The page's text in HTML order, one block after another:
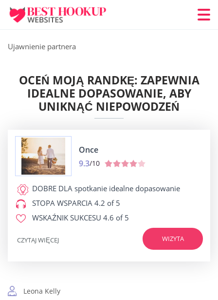
Ujawnienie partnera
OCEŃ MOJĄ RANDKĘ: ZAPEWNIA
IDEALNE DOPASOWANIE, ABY
UNIKNĄĆ NIEPOWODZEŃ
Once
9.3/10
DOBRE DLA spotkanie idealne dopasowanie
STOPA WSPARCIA 4.2 of 5
WSKAŹNIK SUKCESU 4.6 of 5
WIZYTA
CZYTAJ WIĘCEJ
Leona Kelly